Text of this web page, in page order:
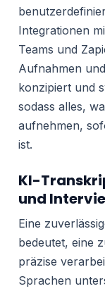
Integrationen
Teams und
Aufnahmen
konzipiert und
sodass alles,
aufnehmen,
ist.
KI-
und
Eine
bedeutet, eine
präzise
Sprachen